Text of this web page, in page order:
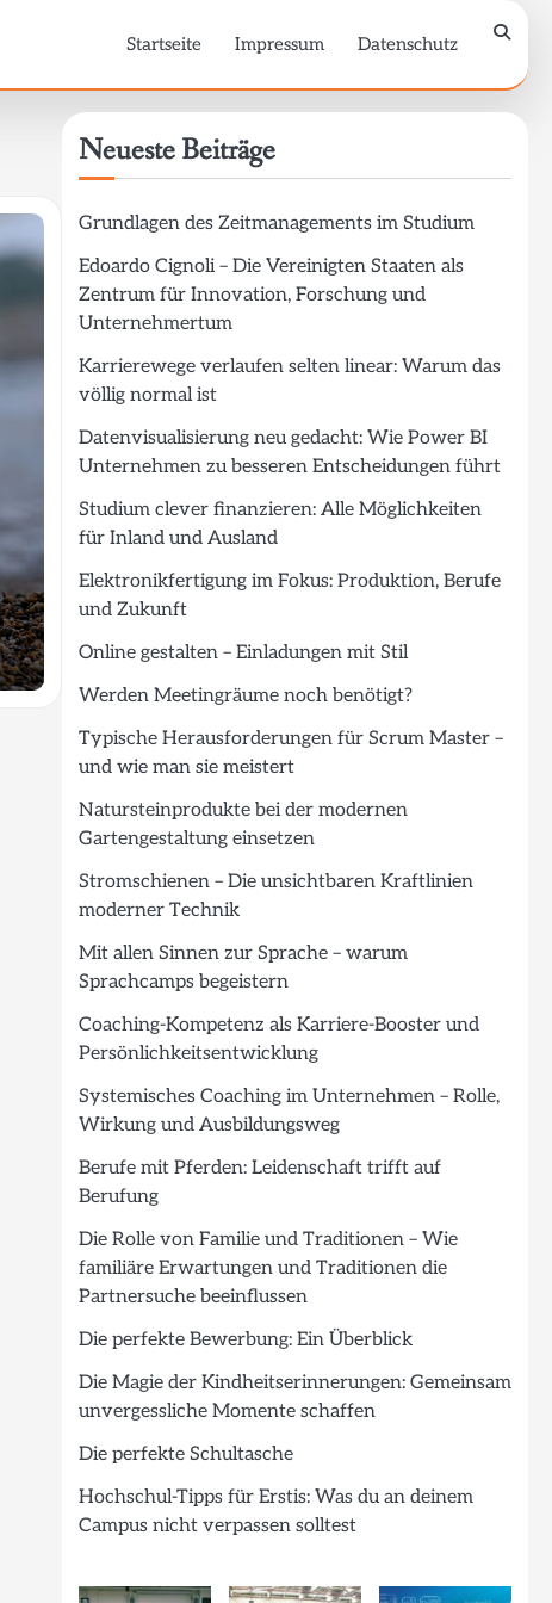
Startseite Impressum Datenschutz
Neueste Beiträge
Grundlagen des Zeitmanagements im Studium
Edoardo Cignoli – Die Vereinigten Staaten als
Zentrum für Innovation, Forschung und
Unternehmertum
Karrierewege verlaufen selten linear: Warum das
völlig normal ist
Datenvisualisierung neu gedacht: Wie Power BI
Unternehmen zu besseren Entscheidungen führt
Studium clever finanzieren: Alle Möglichkeiten
für Inland und Ausland
Elektronikfertigung im Fokus: Produktion, Berufe
und Zukunft
Online gestalten – Einladungen mit Stil
Werden Meetingräume noch benötigt?
Typische Herausforderungen für Scrum Master –
und wie man sie meistert
Natursteinprodukte bei der modernen
Gartengestaltung einsetzen
Stromschienen – Die unsichtbaren Kraftlinien
moderner Technik
Mit allen Sinnen zur Sprache – warum
Sprachcamps begeistern
Coaching-Kompetenz als Karriere-Booster und
Persönlichkeitsentwicklung
Systemisches Coaching im Unternehmen – Rolle,
Wirkung und Ausbildungsweg
Berufe mit Pferden: Leidenschaft trifft auf
Berufung
Die Rolle von Familie und Traditionen – Wie
familiäre Erwartungen und Traditionen die
Partnersuche beeinflussen
Die perfekte Bewerbung: Ein Überblick
Die Magie der Kindheitserinnerungen: Gemeinsam
unvergessliche Momente schaffen
Die perfekte Schultasche
Hochschul-Tipps für Erstis: Was du an deinem
Campus nicht verpassen solltest